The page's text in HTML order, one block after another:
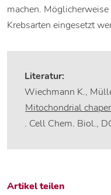
machen.
Krebsarten eingesetzt
Literatur:
Wiechmann K.,
Mitochondrial
. Cell Chem. Biol.,
Artikel teilen